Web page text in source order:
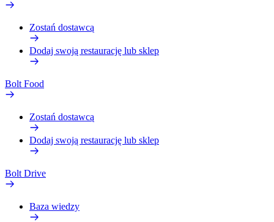
Zostań dostawcą
Dodaj swoją restaurację lub sklep
Bolt Food
Zostań dostawcą
Dodaj swoją restaurację lub sklep
Bolt Drive
Baza wiedzy